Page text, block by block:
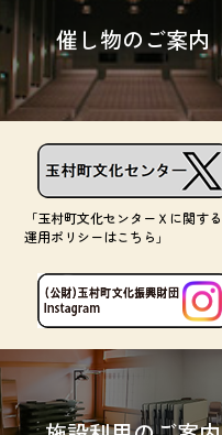
催し物のご案内
「玉村町文化センターＸに関する
運用ポリシーはこちら」